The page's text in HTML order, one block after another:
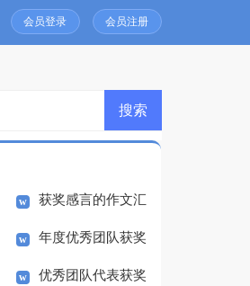
会员登录 会员注册
获奖感言的作文汇
编5篇年度优秀团队获奖
感言简短
优秀团队代表获奖